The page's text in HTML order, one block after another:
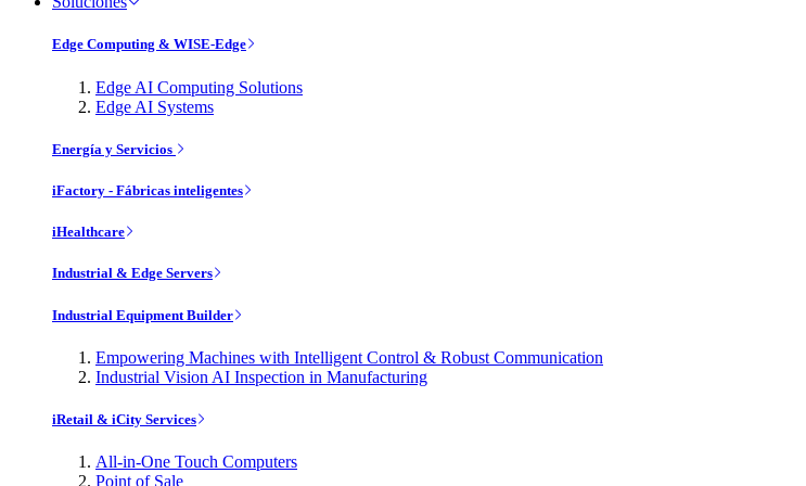
Edge Computing & WISE-Edge
Edge AI Computing Solutions
Edge AI Systems
Energía y Servicios
iFactory - Fábricas inteligentes
iHealthcare
Industrial & Edge Servers
Industrial Equipment Builder
Empowering Machines with Intelligent Control & Robust Communication
Industrial Vision AI Inspection in Manufacturing
iRetail & iCity Services
All-in-One Touch Computers
Point of Sale